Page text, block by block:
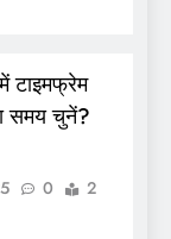
टाइमफ्रेम
समय चुनें?
0
2